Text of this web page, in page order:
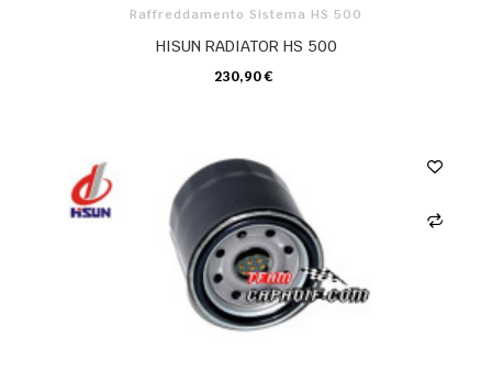
Raffreddamento Sistema HS 500
HISUN RADIATOR HS 500
230,90 €
CARRELLO